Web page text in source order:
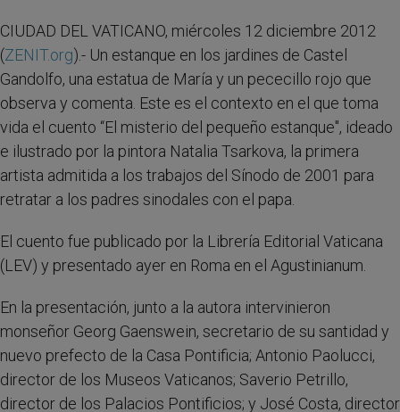
CIUDAD DEL VATICANO, miércoles 12 diciembre 2012
(ZENIT.org).- Un estanque en los jardines de Castel
Gandolfo, una estatua de María y un pececillo rojo que
observa y comenta. Este es el contexto en el que toma
vida el cuento “El misterio del pequeño estanque", ideado
e ilustrado por la pintora Natalia Tsarkova, la primera
artista admitida a los trabajos del Sínodo de 2001 para
retratar a los padres sinodales con el papa.
El cuento fue publicado por la Librería Editorial Vaticana
(LEV) y presentado ayer en Roma en el Agustinianum.
En la presentación, junto a la autora intervinieron
monseñor Georg Gaenswein, secretario de su santidad y
nuevo prefecto de la Casa Pontificia; Antonio Paolucci,
director de los Museos Vaticanos; Saverio Petrillo,
director de los Palacios Pontificios; y José Costa, director